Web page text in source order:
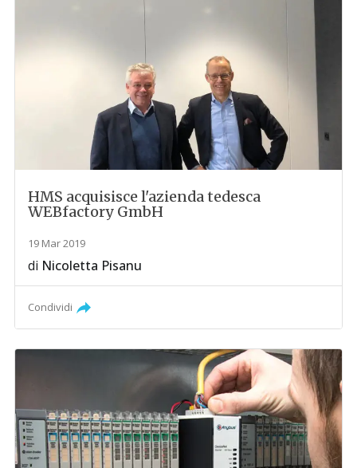
HMS acquisisce l'azienda tedesca
WEBfactory GmbH
19 Mar 2019
di Nicoletta Pisanu
Condividi